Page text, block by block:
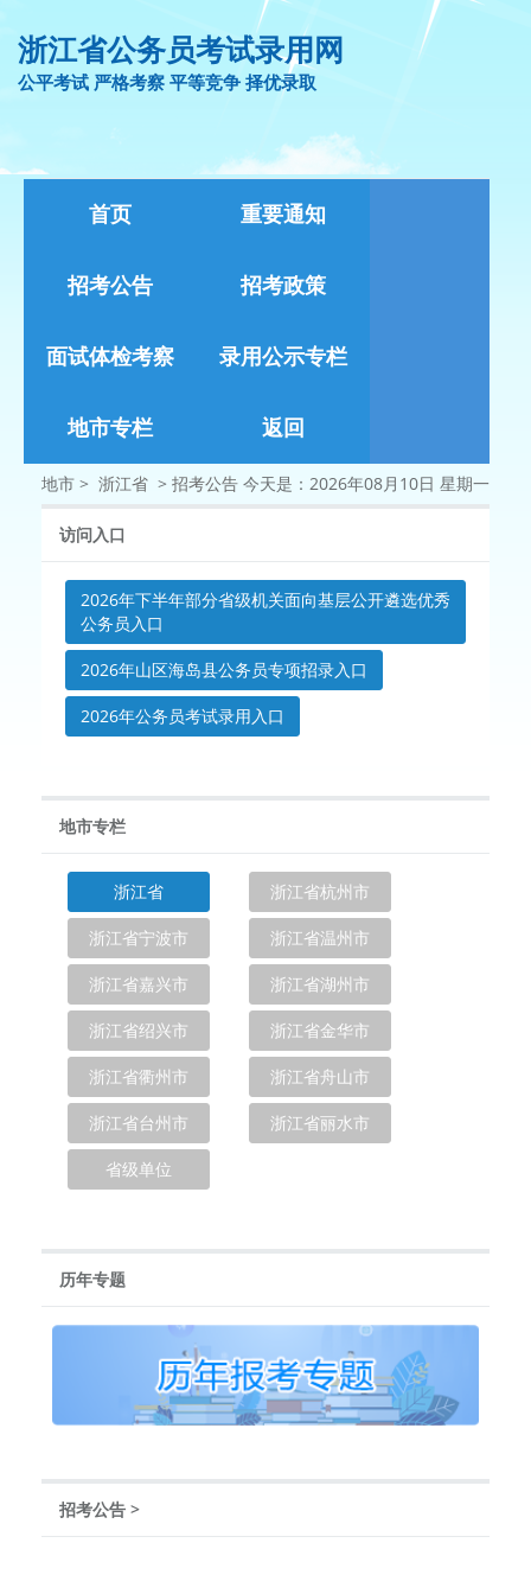
浙江省公务员考试录用网
公平考试 严格考察 平等竞争 择优录取
首页 重要通知
招考公告 招考政策
面试体检考察 录用公示专栏
地市专栏 返回
地市 > 浙江省 > 招考公告 今天是：2026年08月10日 星期一
访问入口
2026年下半年部分省级机关面向基层公开遴选优秀
公务员入口
2026年山区海岛县公务员专项招录入口
2026年公务员考试录用入口
地市专栏
浙江省 浙江省杭州市
浙江省宁波市 浙江省温州市
浙江省嘉兴市 浙江省湖州市
浙江省绍兴市 浙江省金华市
浙江省衢州市 浙江省舟山市
浙江省台州市 浙江省丽水市
省级单位
历年专题
招考公告 >